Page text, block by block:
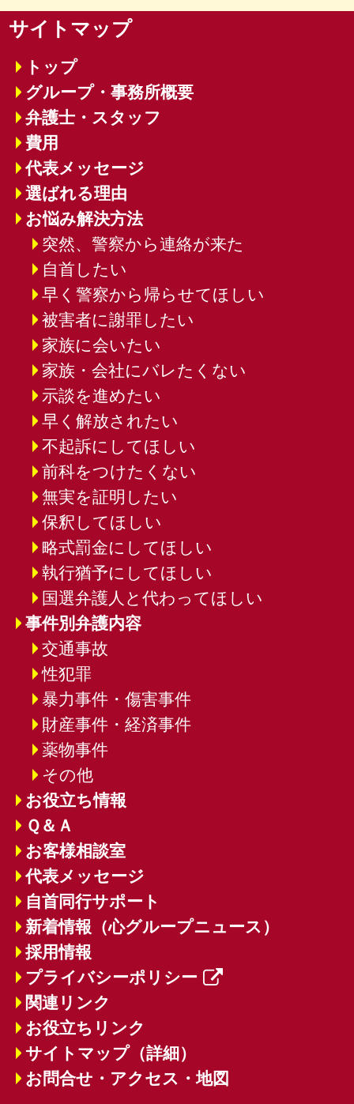
サイトマップ
トップ
グループ・事務所概要
弁護士・スタッフ
費用
代表メッセージ
選ばれる理由
お悩み解決方法
突然、警察から連絡が来た
自首したい
早く警察から帰らせてほしい
被害者に謝罪したい
家族に会いたい
家族・会社にバレたくない
示談を進めたい
早く解放されたい
不起訴にしてほしい
前科をつけたくない
無実を証明したい
保釈してほしい
略式罰金にしてほしい
執行猶予にしてほしい
国選弁護人と代わってほしい
事件別弁護内容
交通事故
性犯罪
暴力事件・傷害事件
財産事件・経済事件
薬物事件
その他
お役立ち情報
Ｑ＆Ａ
お客様相談室
代表メッセージ
自首同行サポート
新着情報（心グループニュース）
採用情報
プライバシーポリシー
関連リンク
お役立ちリンク
サイトマップ（詳細）
お問合せ・アクセス・地図